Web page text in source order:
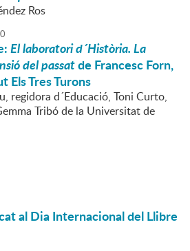
Ros
El laboratori d´Història. La
del passatde Francesc Forn,
Els Tres Turons
regidora d´Educació, Toni Curto,
Tribó de la Universitat de
al Dia Internacional del Llibre